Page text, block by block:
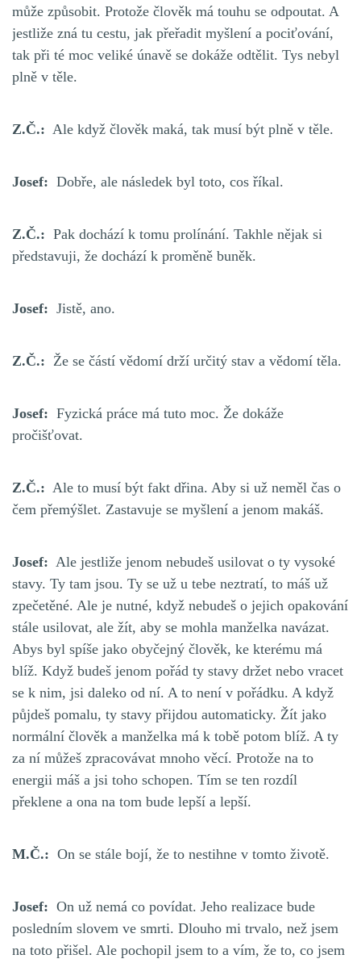
může způsobit. Protože člověk má touhu se odpoutat. A
jestliže zná tu cestu, jak přeřadit myšlení a pociťování,
tak při té moc veliké únavě se dokáže odtělit. Tys nebyl
plně v těle.
Z.Č.: Ale když člověk maká, tak musí být plně v těle.
Josef: Dobře, ale následek byl toto, cos říkal.
Z.Č.: Pak dochází k tomu prolínání. Takhle nějak si
představuji, že dochází k proměně buněk.
Josef: Jistě, ano.
Z.Č.: Že se částí vědomí drží určitý stav a vědomí těla.
Josef: Fyzická práce má tuto moc. Že dokáže
pročišťovat.
Z.Č.: Ale to musí být fakt dřina. Aby si už neměl čas o
čem přemýšlet. Zastavuje se myšlení a jenom makáš.
Josef: Ale jestliže jenom nebudeš usilovat o ty vysoké
stavy. Ty tam jsou. Ty se už u tebe neztratí, to máš už
zpečetěné. Ale je nutné, když nebudeš o jejich opakování
stále usilovat, ale žít, aby se mohla manželka navázat.
Abys byl spíše jako obyčejný člověk, ke kterému má
blíž. Když budeš jenom pořád ty stavy držet nebo vracet
se k nim, jsi daleko od ní. A to není v pořádku. A když
půjdeš pomalu, ty stavy přijdou automaticky. Žít jako
normální člověk a manželka má k tobě potom blíž. A ty
za ní můžeš zpracovávat mnoho věcí. Protože na to
energii máš a jsi toho schopen. Tím se ten rozdíl
překlene a ona na tom bude lepší a lepší.
M.Č.: On se stále bojí, že to nestihne v tomto životě.
Josef: On už nemá co povídat. Jeho realizace bude
posledním slovem ve smrti. Dlouho mi trvalo, než jsem
na toto přišel. Ale pochopil jsem to a vím, že to, co jsem